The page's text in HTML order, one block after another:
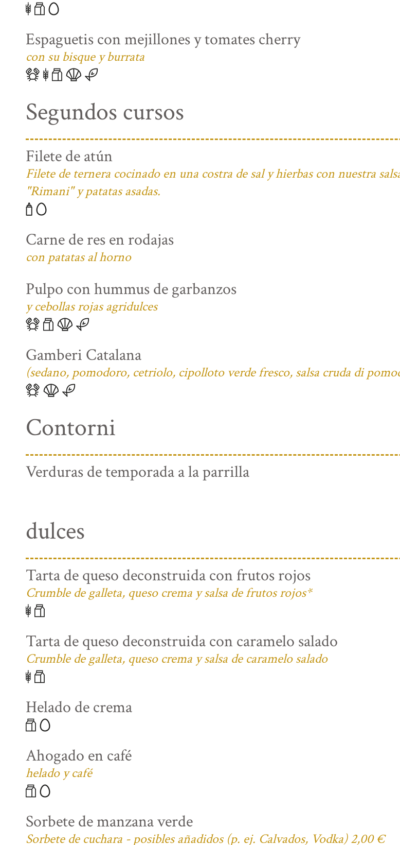
Espaguetis con mejillones y tomates cherry
con su bisque y burrata
Segundos cursos
Filete de atún
Filete de ternera cocinado en una costra de sal y hierbas con nuestra
"Rimani" y patatas asadas.
Carne de res en rodajas
con patatas al horno
Pulpo con hummus de garbanzos
y cebollas rojas agridulces
Gamberi Catalana
(sedano, pomodoro, cetriolo, cipolloto verde fresco, salsa cruda di
Contorni
Verduras de temporada a la parrilla
dulces
Tarta de queso deconstruida con frutos rojos
Crumble de galleta, queso crema y salsa de frutos rojos*
Tarta de queso deconstruida con caramelo salado
Crumble de galleta, queso crema y salsa de caramelo salado
Helado de crema
Ahogado en café
helado y café
Sorbete de manzana verde
Sorbete de cuchara - posibles añadidos (p. ej. Calvados, Vodka) 2,00 €